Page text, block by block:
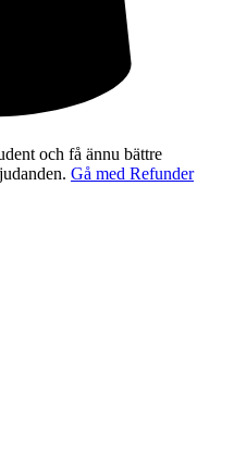
och få ännu bättre
Gå med Refunder